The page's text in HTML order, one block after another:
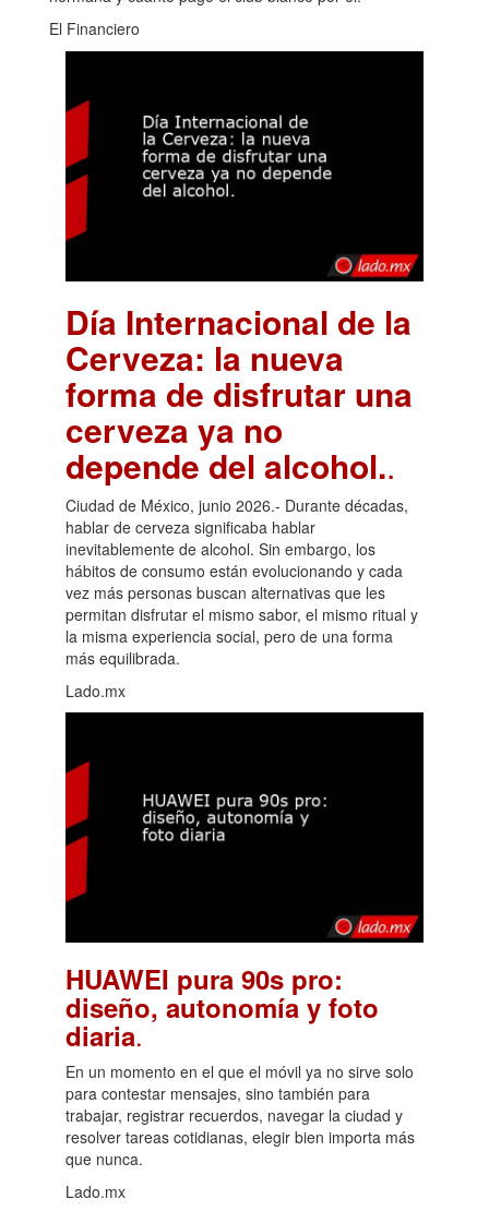
El Financiero
Día Internacional de la
Cerveza: la nueva
forma de disfrutar una
cerveza ya no
depende del alcohol..
Ciudad de México, junio 2026.- Durante décadas,
hablar de cerveza significaba hablar
inevitablemente de alcohol. Sin embargo, los
hábitos de consumo están evolucionando y cada
vez más personas buscan alternativas que les
permitan disfrutar el mismo sabor, el mismo ritual y
la misma experiencia social, pero de una forma
más equilibrada.
Lado.mx
HUAWEI pura 90s pro:
diseño, autonomía y foto
diaria.
En un momento en el que el móvil ya no sirve solo
para contestar mensajes, sino también para
trabajar, registrar recuerdos, navegar la ciudad y
resolver tareas cotidianas, elegir bien importa más
que nunca.
Lado.mx